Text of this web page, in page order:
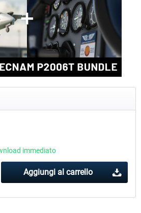
175
immediato
Aggiungi al carrello